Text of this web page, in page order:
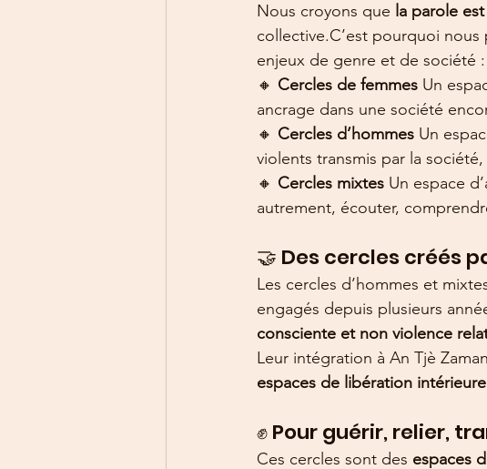
Nous croyons que la parole
collective.C’est pourquoi
enjeux de genre et de société :
🔸 Cercles de femmes Un
ancrage dans une société
🔸 Cercles d’hommes Un
violents transmis par la
🔸 Cercles mixtes Un espace
autrement, écouter,
🤝 Des cercles créés
Les cercles d’hommes et
engagés depuis plusieurs
consciente et non violence
Leur intégration à An Tjè
espaces de libération
✊ Pour guérir, relier,
Ces cercles sont des espaces